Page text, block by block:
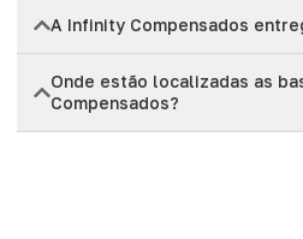
A Infinity Compensados
Onde estão localizadas as
Compensados?